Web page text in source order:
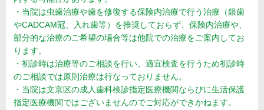
・当院は虫歯治療や歯を修復する保険内治療で行う治療（銀歯
やCADCAM冠、入れ歯等）を推奨しておらず、保険内治療や、
部分的な治療のご希望の場合等は他院での治療をご案内してお
ります。
・初診時は治療等のご相談を行い、適宜検査を行うため初診時
のご相談では原則治療は行なっておりません。
・当院は文京区の成人歯科検診指定医療機関ならびに生活保護
指定医療機関ではございませんのでご対応ができかねます。